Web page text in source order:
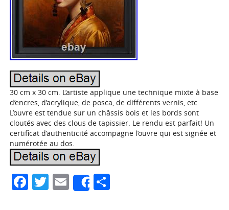
30 cm x 30 cm. L’artiste applique une technique mixte à base
d’encres, d’acrylique, de posca, de différents vernis, etc.
L’ouvre est tendue sur un châssis bois et les bords sont
cloutés avec des clous de tapissier. Le rendu est parfait! Un
certificat d’authenticité accompagne l’ouvre qui est signée et
numérotée au dos.
Facebook
Twitter
Email
Share